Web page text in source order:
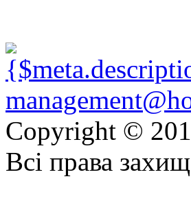
Copyright ©
Всі права